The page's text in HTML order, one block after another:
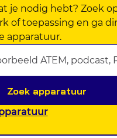
je nodig hebt? Zoek
of toepassing en ga
apparatuur.
Zoek apparatuur